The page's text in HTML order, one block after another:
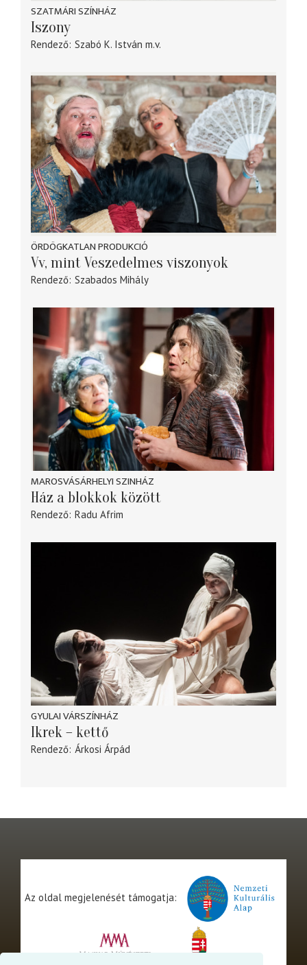
SZATMÁRI SZÍNHÁZ
Iszony
Rendező Szabó K. István m.v.
ÖRDÖGKATLAN PRODUKCIÓ
Vv, mint Veszedelmes viszonyok
Rendező Szabados Mihály
MAROSVÁSÁRHELYI SZINHÁZ
Ház a blokkok között
Rendező Radu Afrim
GYULAI VÁRSZÍNHÁZ
Ikrek – kettő
Rendező Árkosi Árpád
Az oldal megjelenését támogatja: